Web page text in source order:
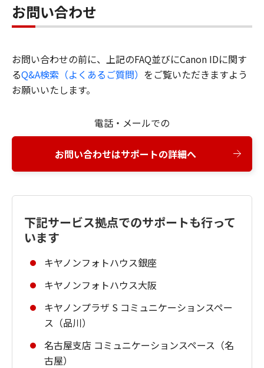
お問い合わせ
お問い合わせの前に、上記のFAQ並びにCanon IDに関す
るQ&A検索（よくあるご質問） をご覧いただきますよう
お願いいたします。
電話・メールでの
お問い合わせはサポートの詳細へ
下記サービス拠点でのサポートも行って
います
キヤノンフォトハウス銀座
キヤノンフォトハウス大阪
キヤノンプラザ S コミュニケーションスペー
ス（品川）
名古屋支店 コミュニケーションスペース（名
古屋）